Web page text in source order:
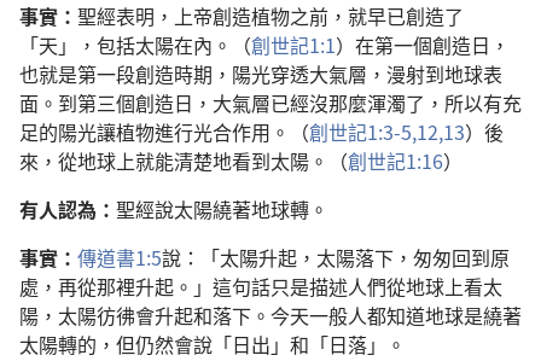
事實： 聖經表明，上帝創造植物之前，就早已創造了
「天」，包括太陽在內。（創世記1:1）在第一個創造日，
也就是第一段創造時期，陽光穿透大氣層，漫射到地球表
面。到第三個創造日，大氣層已經沒那麼渾濁了，所以有充
足的陽光讓植物進行光合作用。（創世記1:3-5,12,13）後
來，從地球上就能清楚地看到太陽。（創世記1:16）
有人認為： 聖經說太陽繞著地球轉。
事實： 傳道書1:5說：「太陽升起，太陽落下，匆匆回到原
處，再從那裡升起。」這句話只是描述人們從地球上看太
陽，太陽彷彿會升起和落下。今天一般人都知道地球是繞著
太陽轉的，但仍然會說「日出」和「日落」。